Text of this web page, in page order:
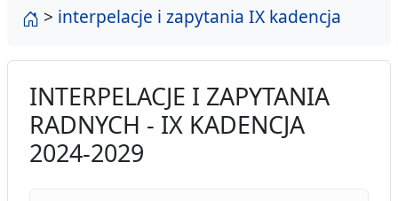
strona główna
> interpelacje i zapytania IX kadencja
INTERPELACJE I ZAPYTANIA
RADNYCH - IX KADENCJA
2024-2029